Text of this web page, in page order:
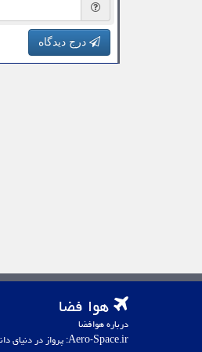
درج دیدگاه
هوا فضا
درباره هوافضا
Aero-Space.ir: پرواز در دنیای دانش و فناوری های هوایی و فضایی، از زمین تا کهکشان